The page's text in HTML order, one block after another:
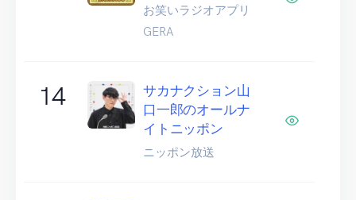
お笑いラジオアプリ
GERA
14
サカナクション山
口一郎のオールナ
イトニッポン
ニッポン放送